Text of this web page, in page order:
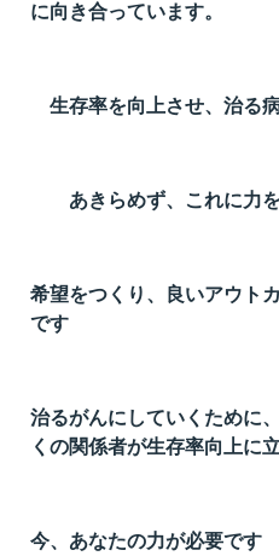
に向き合っています。
生存率を向上させ、治る
あきらめず、これに
希望をつくり、良いアウト
です
治るがんにしていくために
くの関係者が生存率向上に
今、あなたの力が必要です